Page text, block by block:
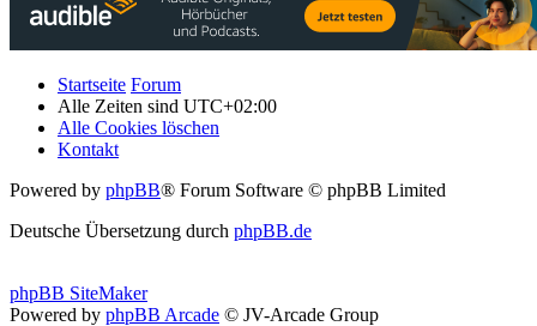
Startseite Forum
Alle Zeiten sind UTC+02:00
Alle Cookies löschen
Kontakt
Powered by phpBB® Forum Software © phpBB Limited
Deutsche Übersetzung durch phpBB.de
phpBB SiteMaker
Powered by phpBB Arcade © JV-Arcade Group